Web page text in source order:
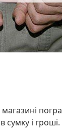
сумку і гроші.